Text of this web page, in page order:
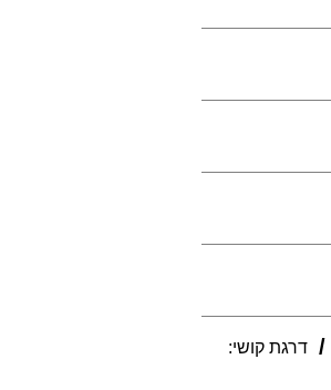
דרגת קושי: